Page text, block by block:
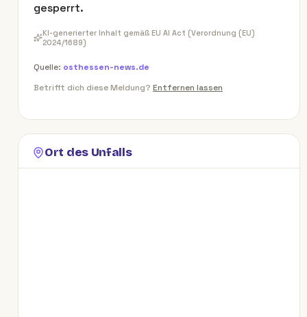
gesperrt.
KI-generierter Inhalt gemäß EU AI Act (Verordnung (EU)
2024/1689)
Quelle: osthessen-news.de
Betrifft dich diese Meldung? Entfernen lassen
Ort des Unfalls